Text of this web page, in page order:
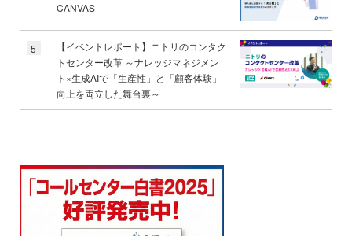
CANVAS
5
【イベントレポート】ニトリのコンタク
トセンター改革 ～ナレッジマネジメン
ト×生成AIで「生産性」と「顧客体験」
向上を両立した舞台裏～